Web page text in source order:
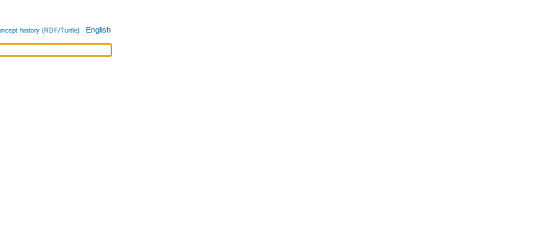
history (RDF/Turtle) English